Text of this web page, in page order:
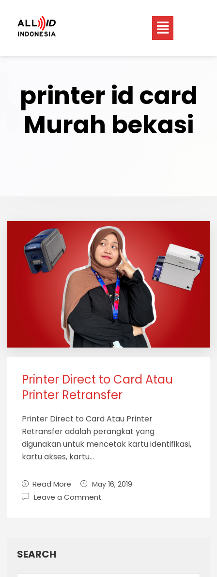
printer id card
Murah bekasi
Printer Direct to Card Atau
Printer Retransfer
Printer Direct to Card Atau Printer
Retransfer adalah perangkat yang
digunakan untuk mencetak kartu identifikasi,
kartu akses, kartu…
Read More May 16, 2019
Leave a Comment
SEARCH